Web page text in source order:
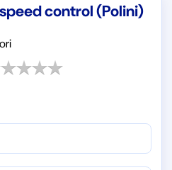
control (Polini)